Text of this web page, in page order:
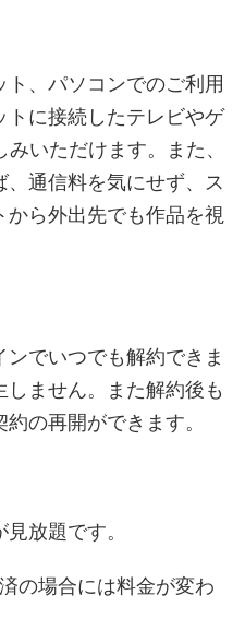
、パソコンでのご利用
トに接続したテレビやゲ
いただけます。また、
通信料を気にせず、ス
ら外出先でも作品を視
でいつでも解約できま
ません。また解約後も
の再開ができます。
放題です。
の場合には料金が変わ